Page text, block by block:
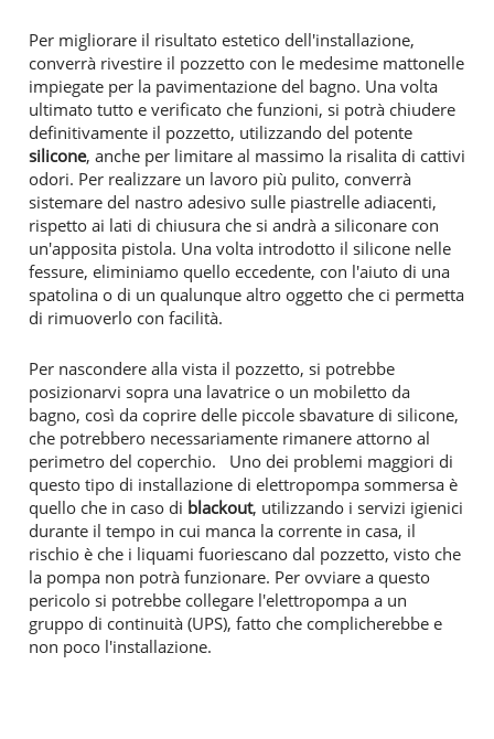
Per migliorare il risultato estetico dell'installazione,
converrà rivestire il pozzetto con le medesime mattonelle
impiegate per la pavimentazione del bagno. Una volta
ultimato tutto e verificato che funzioni, si potrà chiudere
definitivamente il pozzetto, utilizzando del potente
silicone, anche per limitare al massimo la risalita di cattivi
odori. Per realizzare un lavoro più pulito, converrà
sistemare del nastro adesivo sulle piastrelle adiacenti,
rispetto ai lati di chiusura che si andrà a siliconare con
un'apposita pistola. Una volta introdotto il silicone nelle
fessure, eliminiamo quello eccedente, con l'aiuto di una
spatolina o di un qualunque altro oggetto che ci permetta
di rimuoverlo con facilità.
Per nascondere alla vista il pozzetto, si potrebbe
posizionarvi sopra una lavatrice o un mobiletto da
bagno, così da coprire delle piccole sbavature di silicone,
che potrebbero necessariamente rimanere attorno al
perimetro del coperchio. Uno dei problemi maggiori di
questo tipo di installazione di elettropompa sommersa è
quello che in caso di blackout, utilizzando i servizi igienici
durante il tempo in cui manca la corrente in casa, il
rischio è che i liquami fuoriescano dal pozzetto, visto che
la pompa non potrà funzionare. Per ovviare a questo
pericolo si potrebbe collegare l'elettropompa a un
gruppo di continuità (UPS), fatto che complicherebbe e
non poco l'installazione.